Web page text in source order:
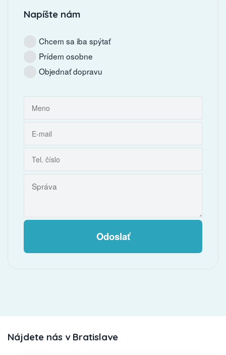
Napíšte nám
Chcem sa iba spýtať
Prídem osobne
Objednať dopravu
Odoslať
Nájdete nás v Bratislave